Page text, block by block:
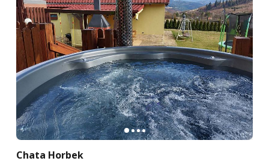
Chata Horbek